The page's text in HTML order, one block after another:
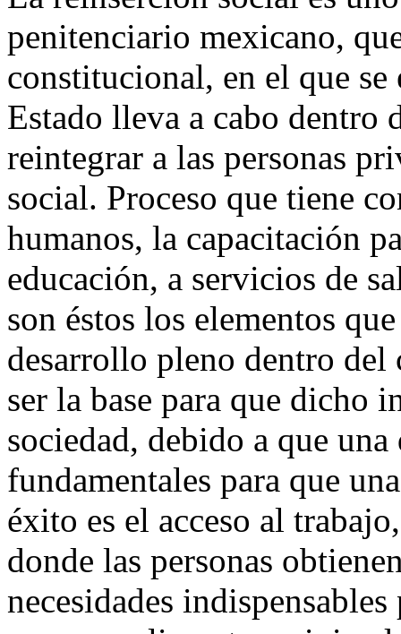
penitenciario mexicano,
constitucional, en el que se
Estado lleva a cabo dentro
reintegrar a las personas
social. Proceso que tiene
humanos, la capacitación
educación, a servicios de
son éstos los elementos
desarrollo pleno dentro del
ser la base para que dicho
sociedad, debido a que
fundamentales para que
éxito es el acceso al
donde las personas
necesidades